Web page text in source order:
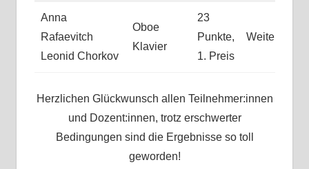
Anna
Rafaevitch
Leonid Chorkov
Oboe
Klavier
23
Punkte,
1. Preis
Herzlichen Glückwunsch allen Teilnehmer:innen
und Dozent:innen, trotz erschwerter
Bedingungen sind die Ergebnisse so toll
geworden!